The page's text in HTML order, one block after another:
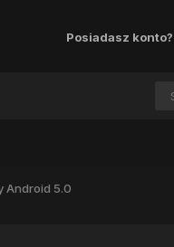
Posiadasz
Android 5.0